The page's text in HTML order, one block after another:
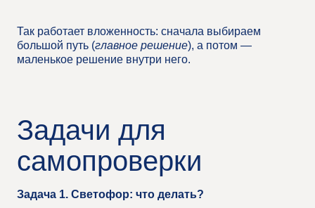
Так работает вложенность: сначала выбираем
большой путь (главное решение), а потом —
маленькое решение внутри него.
Задачи для
самопроверки
Задача 1. Светофор: что делать?